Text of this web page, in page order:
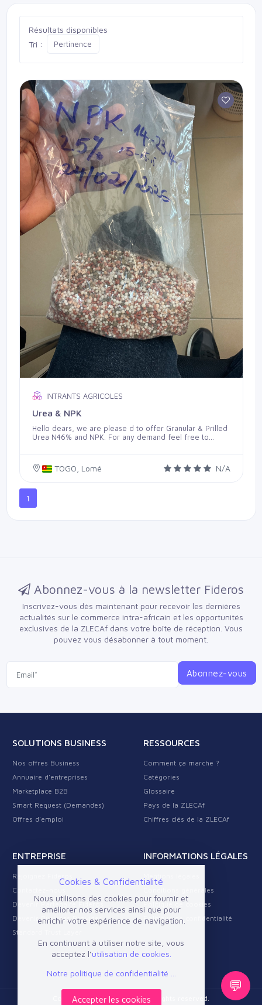
Résultats disponibles
Tri :
INTRANTS AGRICOLES
Urea & NPK
Hello dears, we are please d to offer Granular & Prilled
Urea N46% and NPK. For any demand feel free to
TOGO, Lomé N/A
1
Abonnez-vous à la newsletter Fideros
Inscrivez-vous dès maintenant pour recevoir les dernières
actualités sur le commerce intra-africain et les opportunités
exclusives de la ZLECAf dans votre boîte de réception. Vous
pouvez vous désabonner à tout moment.
Abonnez-vous
SOLUTIONS BUSINESS
Nos offres Business
Annuaire d'entreprises
Marketplace B2B
Smart Request (Demandes)
Offres d'emploi
RESSOURCES
Comment ça marche ?
Catégories
Glossaire
Pays de la ZLECAf
Chiffres clés de la ZLECAf
ENTREPRISE
Rejoignez Fideros
Contactez-nous
Devenir Partenaire Fideros
Devenir Business Provider
Standard Trust Layer
INFORMATIONS LÉGALES
Conditions générales
Politique de cookies
Politique de confidentialité
Copyright © 2026 Fideros. All rights reserved.
Cookies & Confidentialité
Nous utilisons des cookies pour fournir et
améliorer nos services ainsi que pour
enrichir votre expérience de navigation.
En continuant à utiliser notre site, vous
acceptez l’utilisation de cookies.
Notre politique de confidentialité ...
Accepter les cookies
💬